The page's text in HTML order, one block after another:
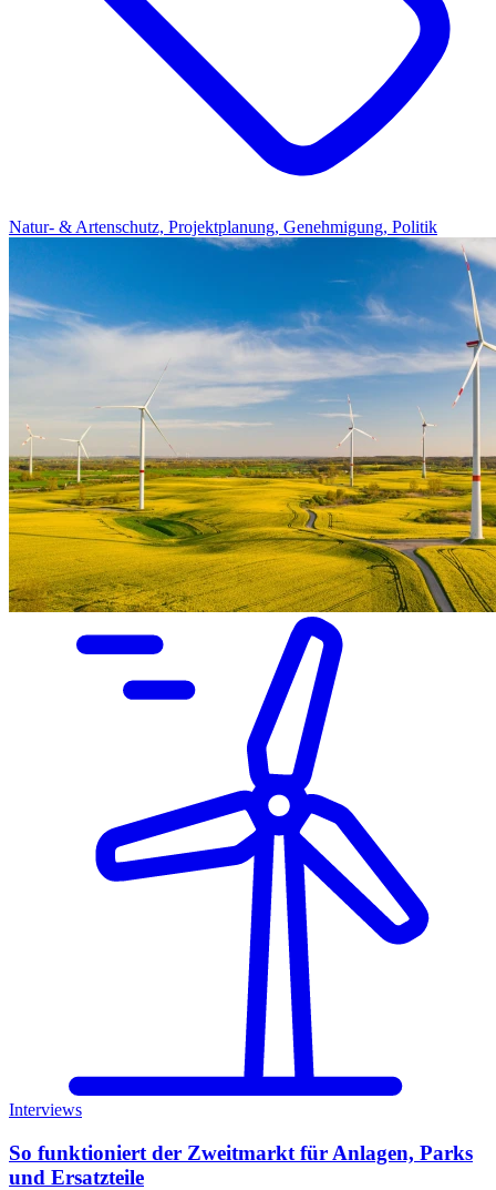
Natur- & Artenschutz, Projektplanung, Genehmigung, Politik
Interviews
So funktioniert der Zweitmarkt für Anlagen, Parks
und Ersatzteile